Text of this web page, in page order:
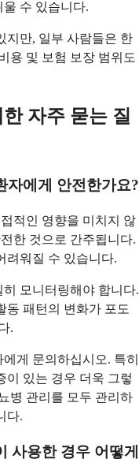
수 있습니다.
지만, 일부 사람들은 한
용 및 보험 보장 범위도
자주 묻는 질
자에게 안전한가요?
적인 영향을 미치지 않
한 것으로 간주됩니다.
려워질 수 있습니다.
모니터링해야 합니다.
동 패턴의 변화가 포도
.
게 문의하십시오. 특히
이 있는 경우 더욱 그렇
병 관리를 모두 관리하
다.
사용한 경우 어떻게